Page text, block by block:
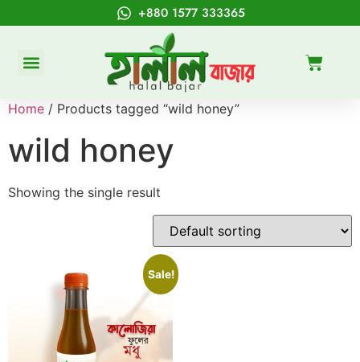
+880 1577 333365
Home / Products tagged “wild honey”
wild honey
Showing the single result
Sale!